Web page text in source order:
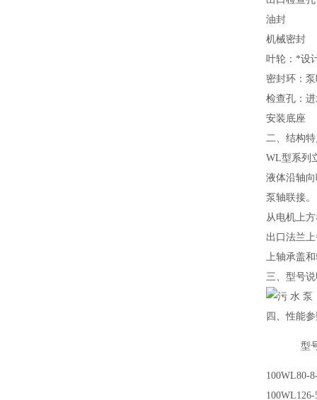
油封
机械密封
叶轮：*设
密封环：
检查孔：
安装底座
二、结构
WL型系列
液体沿轴
泵轴联接。
从电机上
出口法兰
上轴承盖
三、型号
四、性能
型
100WL80-
100WL126-